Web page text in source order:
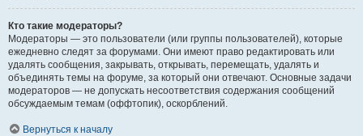
Кто такие модераторы?
Модераторы — это пользователи (или группы пользователей), которые
ежедневно следят за форумами. Они имеют право редактировать или
удалять сообщения, закрывать, открывать, перемещать, удалять и
объединять темы на форуме, за который они отвечают. Основные задачи
модераторов — не допускать несоответствия содержания сообщений
обсуждаемым темам (оффтопик), оскорблений.
Вернуться к началу